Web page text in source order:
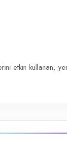
etkin kullanan,